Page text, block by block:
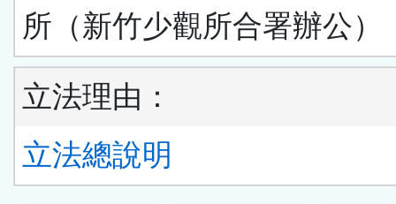
所（新竹少觀所合署辦公）
立法理由：
立法總說明